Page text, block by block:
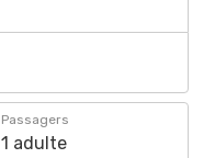
Passagers
1 adulte